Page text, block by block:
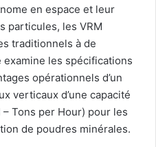
en espace et leur
particules, les VRM
traditionnels à de
les spécifications
opérationnels d’un
verticaux d’une capacité
Tons per Hour) pour les
de poudres minérales.